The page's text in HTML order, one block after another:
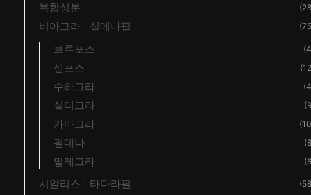
복합성분
비아그라 | 실데나필
브루포스
센포스
수하그라
실디그라
카마그라
필데나
말레그라
시알리스 | 타다라필